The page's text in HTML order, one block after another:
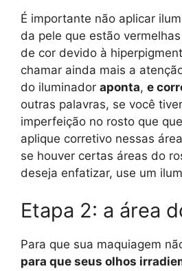
É importante não aplicar
da pele que estão
de cor devido à
chamar ainda mais a
do iluminador aponta, e
outras palavras, se você
imperfeição no rosto que
aplique corretivo nessas
se houver certas áreas do
deseja enfatizar, use um
Etapa 2: a área
Para que sua maquiagem
para que seus olhos